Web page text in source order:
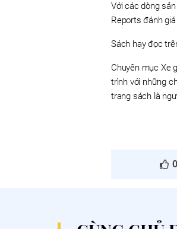
Với các dòng
Reports đánh
Sách hay đọc
Chuyên mục Xe
trình với những
trang sách là
0